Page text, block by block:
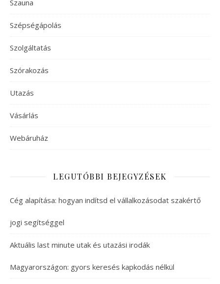
Szauna
Szépségápolás
Szolgáltatás
Szórakozás
Utazás
Vásárlás
Webáruház
LEGUTÓBBI BEJEGYZÉSEK
Cég alapítása: hogyan indítsd el vállalkozásodat szakértő
jogi segítséggel
Aktuális last minute utak és utazási irodák
Magyarországon: gyors keresés kapkodás nélkül